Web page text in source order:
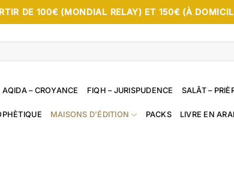
DE 100€ (MONDIAL RELAY) ET 150€ (À
AQIDA – CROYANCE FIQH – JURISPUDENCE SALÂT –
MAISONS D’ÉDITION PACKS LIVRE EN